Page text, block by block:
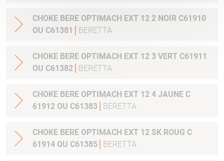
CHOKE BERE OPTIMACH EXT 12 2 NOIR C61910
OU C61381
BERETTA
CHOKE BERE OPTIMACH EXT 12 3 VERT C61911
OU C61382
BERETTA
CHOKE BERE OPTIMACH EXT 12 4 JAUNE C
61912 OU C61383
BERETTA
CHOKE BERE OPTIMACH EXT 12 SK ROUG C
61914 OU C61385
BERETTA